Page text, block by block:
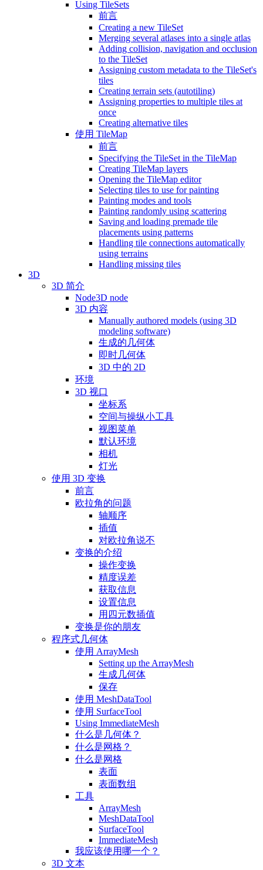
Using TileSets
前言
Creating a new TileSet
Merging several atlases into a single atlas
Adding collision, navigation and occlusion
to the TileSet
Assigning custom metadata to the TileSet's
tiles
Creating terrain sets (autotiling)
Assigning properties to multiple tiles at
once
Creating alternative tiles
使用 TileMap
前言
Specifying the TileSet in the TileMap
Creating TileMap layers
Opening the TileMap editor
Selecting tiles to use for painting
Painting modes and tools
Painting randomly using scattering
Saving and loading premade tile
placements using patterns
Handling tile connections automatically
using terrains
Handling missing tiles
3D
3D 简介
Node3D node
3D 内容
Manually authored models (using 3D
modeling software)
生成的几何体
即时几何体
3D 中的 2D
环境
3D 视口
坐标系
空间与操纵小工具
视图菜单
默认环境
相机
灯光
使用 3D 变换
前言
欧拉角的问题
轴顺序
插值
对欧拉角说不
变换的介绍
操作变换
精度误差
获取信息
设置信息
用四元数插值
变换是你的朋友
程序式几何体
使用 ArrayMesh
Setting up the ArrayMesh
生成几何体
保存
使用 MeshDataTool
使用 SurfaceTool
Using ImmediateMesh
什么是几何体？
什么是网格？
什么是网格
表面
表面数组
工具
ArrayMesh
MeshDataTool
SurfaceTool
ImmediateMesh
我应该使用哪一个？
3D 文本